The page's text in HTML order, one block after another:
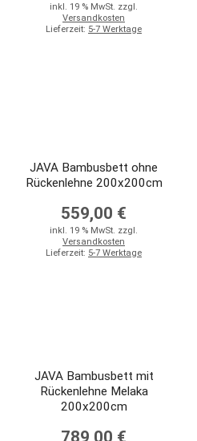
inkl. 19 % MwSt. zzgl.
Versandkosten
Lieferzeit: 5-7 Werktage
JAVA Bambusbett ohne
Rückenlehne 200x200cm
559,00 €
inkl. 19 % MwSt. zzgl.
Versandkosten
Lieferzeit: 5-7 Werktage
JAVA Bambusbett mit
Rückenlehne Melaka
200x200cm
789,00 €